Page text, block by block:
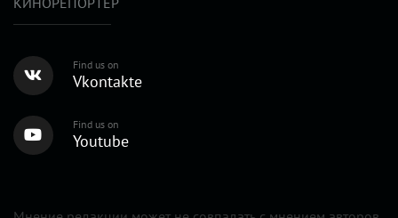
Find us on
Vkontakte
Find us on
Youtube